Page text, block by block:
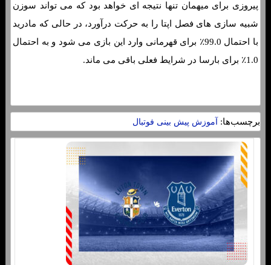
پیروزی برای میهمان تنها نتیجه ای خواهد بود که می تواند سوزن
شبیه سازی های فصل اپتا را به حرکت درآورد، در حالی که مادرید
با احتمال 99.0٪ برای قهرمانی وارد این بازی می شود و به احتمال
1.0٪ برای بارسا در شرایط فعلی باقی می ماند.
برچسب‌ها: آموزش پیش بینی فوتبال